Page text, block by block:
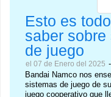
Esto es
saber
de juego
el 07 de Enero del 2025 -
Bandai Namco nos
sistemas de juego de
juego cooperativo que